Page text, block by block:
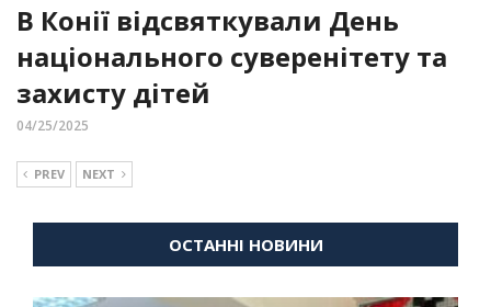
В Конії відсвяткували День
національного суверенітету та
захисту дітей
04/25/2025
PREV NEXT
ОСТАННІ НОВИНИ